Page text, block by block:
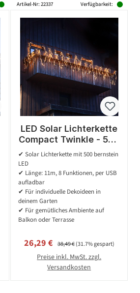
Artikel-Nr: 22337 Verfügbarkeit:
LED Solar Lichterkette
Compact Twinkle - 500
bernstein LED - 8
Funktionen - L: 11m -
USB
✔ Solar Lichterkette mit 500 bernstein
LED
✔ Länge: 11m, 8 Funktionen, per USB
aufladbar
✔ Für individuelle Dekoideen in
deinem Garten
✔ Für gemütliches Ambiente auf
Balkon oder Terrasse
Verkaufspreis:
26,29 € Regulärer Preis:
38,49 €(31.7% gespart)
Preise inkl. MwSt. zzgl.
Versandkosten